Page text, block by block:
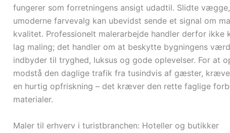
fungerer som forretningens ansigt udadtil. Slidte
umoderne farvevalg kan ubevidst sende et signal om
kvalitet. Professionelt malerarbejde handler derfor ikke
lag maling; det handler om at beskytte bygningens
indbyder til tryghed, luksus og gode oplevelser. For at
modstå den daglige trafik fra tusindvis af gæster,
en hurtig opfriskning – det kræver den rette faglige
materialer.
Maler til erhverv i turistbranchen: Hoteller og butikker